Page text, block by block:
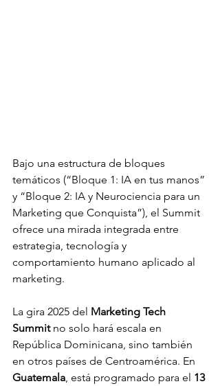
Bajo una estructura de bloques
temáticos (“Bloque 1: IA en tus manos”
y “Bloque 2: IA y Neurociencia para un
Marketing que Conquista”), el Summit
ofrece una mirada integrada entre
estrategia, tecnología y
comportamiento humano aplicado al
marketing.
La gira 2025 del Marketing Tech
Summit no solo hará escala en
República Dominicana, sino también
en otros países de Centroamérica. En
Guatemala , está programado para el 13